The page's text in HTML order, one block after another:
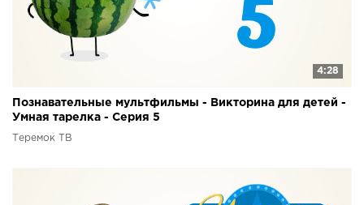
4:28
Познавательные мультфильмы - Викторина для детей -
Умная тарелка - Серия 5
Теремок ТВ